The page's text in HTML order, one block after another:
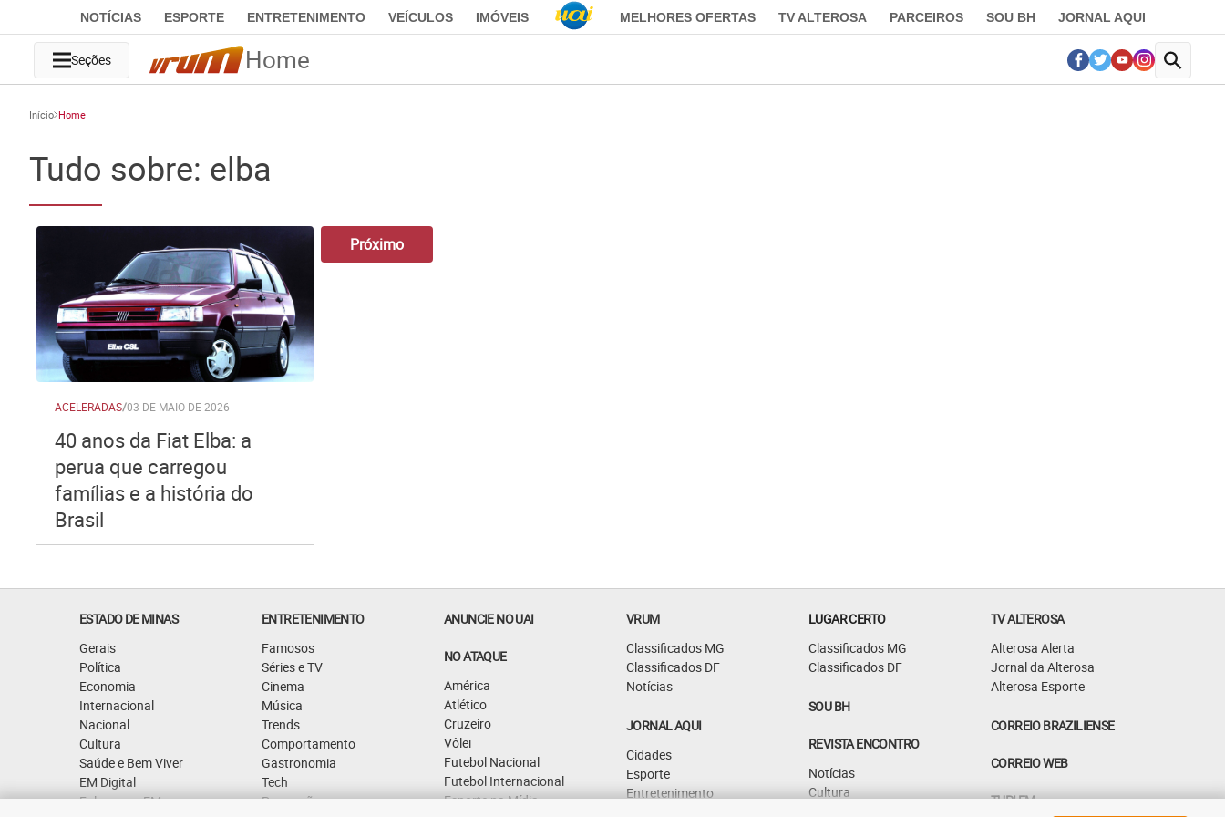
NOTÍCIAS ESPORTE ENTRETENIMENTO VEÍCULOS IMÓVEIS MELHORES OFERTAS TV ALTEROSA PARCEIROS SOU BH JORNAL AQUI
Seções Home
Início Home
Tudo sobre: elba
ACELERADAS/03 DE MAIO DE 2026
40 anos da Fiat Elba: a
perua que carregou
famílias e a história do
Brasil
Próximo
ESTADO DE MINAS
Gerais
Política
Economia
Internacional
Nacional
Cultura
Saúde e Bem Viver
EM Digital
Fale com o EM
ENTRETENIMENTO
Famosos
Séries e TV
Cinema
Música
Trends
Comportamento
Gastronomia
Tech
Promoções
ANUNCIE NO UAI
NO ATAQUE
América
Atlético
Cruzeiro
Vôlei
Futebol Nacional
Futebol Internacional
Esporte na Mídia
VRUM
Classificados MG
Classificados DF
Notícias
JORNAL AQUI
Cidades
Esporte
Entretenimento
LUGAR CERTO
Classificados MG
Classificados DF
SOU BH
REVISTA ENCONTRO
Notícias
Cultura
TV ALTEROSA
Alterosa Alerta
Jornal da Alterosa
Alterosa Esporte
CORREIO BRAZILIENSE
CORREIO WEB
TUPI FM